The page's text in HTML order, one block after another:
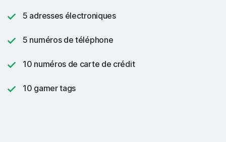
5 adresses électroniques
5 numéros de téléphone
10 numéros de carte de crédit
10 gamer tags